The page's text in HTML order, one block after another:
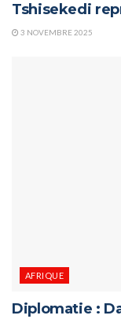
Tshisekedi
3 NOVEMBRE 2025
AFRIQUE
Diplomatie :